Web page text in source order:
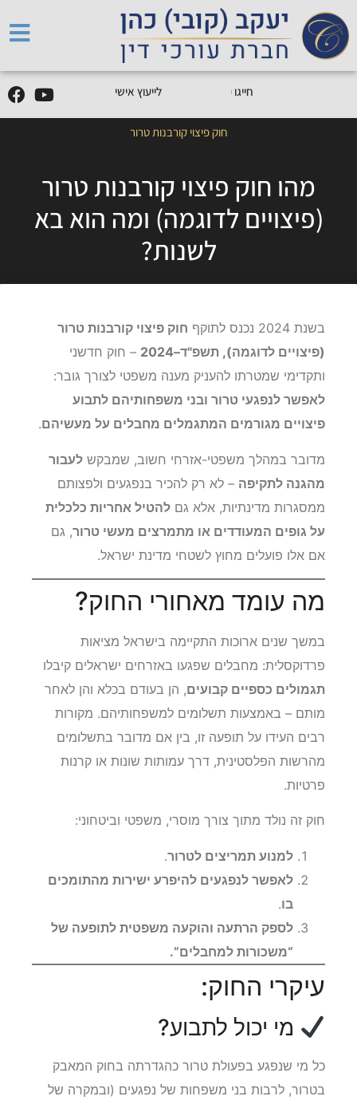
חייגו050- לייעוץ אישי
חוק פיצוי קורבנות טרור
מהו חוק פיצוי קורבנות טרור
(פיצויים לדוגמה) ומה הוא בא
לשנות?
בשנת 2024 נכנס לתוקף
חוק פיצוי קורבנות טרור
(פיצויים לדוגמה), תשפ"ד–2024
– חוק חדשני
ותקדימי שמטרתו להעניק מענה משפטי לצורך גובר:
לאפשר לנפגעי טרור ובני משפחותיהם לתבוע
פיצויים מגורמים המתגמלים מחבלים על מעשיהם.
מדובר במהלך משפטי-אזרחי חשוב, שמבקש לעבור
מהגנה לתקיפה – לא רק להכיר בנפגעים ולפצותם
ממסגרות מדינתיות, אלא גם להטיל אחריות כלכלית
על גופים המעודדים או מתמרצים מעשי טרור, גם
אם אלו פועלים מחוץ לשטחי מדינת ישראל.
מה עומד מאחורי החוק?
במשך שנים ארוכות התקיימה בישראל מציאות
פרדוקסלית: מחבלים שפגעו באזרחים ישראלים קיבלו
תגמולים כספיים קבועים, הן בעודם בכלא והן לאחר
מותם – באמצעות תשלומים למשפחותיהם. מקורות
רבים העידו על תופעה זו, בין אם מדובר בתשלומים
מהרשות הפלסטינית, דרך עמותות שונות או קרנות
פרטיות.
חוק זה נולד מתוך צורך מוסרי, משפטי וביטחוני:
למנוע תמריצים לטרור.
לאפשר לנפגעים להיפרע ישירות מהתומכים
בו.
לספק הרתעה והוקעה משפטית לתופעה של
“משכורות למחבלים”.
עיקרי החוק:
מי יכול לתבוע?
כל מי שנפגע בפעולת טרור כהגדרתה בחוק המאבק
בטרור, לרבות בני משפחות של נפגעים (ובמקרה של